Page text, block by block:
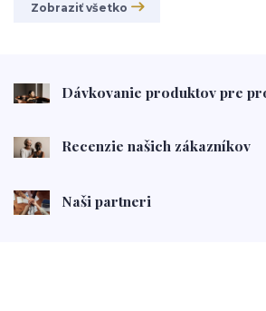
Zobraziť všetko
Dávkovanie produktov pre
Recenzie našich zákazníkov
Naši partneri